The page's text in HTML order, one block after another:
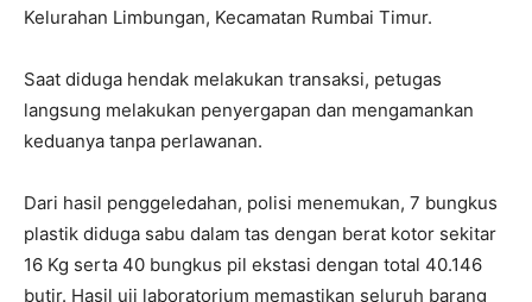
Kelurahan Limbungan, Kecamatan Rumbai Timur.
Saat diduga hendak melakukan transaksi, petugas
langsung melakukan penyergapan dan mengamankan
keduanya tanpa perlawanan.
Dari hasil penggeledahan, polisi menemukan, 7 bungkus
plastik diduga sabu dalam tas dengan berat kotor sekitar
16 Kg serta 40 bungkus pil ekstasi dengan total 40.146
butir. Hasil uji laboratorium memastikan seluruh barang